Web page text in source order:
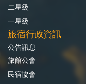
二星級
一星級
旅宿行政資訊
公告訊息
旅館公會
民宿協會